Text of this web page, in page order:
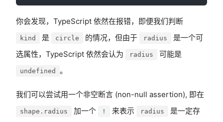
你会发现，TypeScript 依然在报错，即便我们判断
kind 是 circle 的情况，但由于 radius
是一个可
选属性，TypeScript 依然会认为
radius 可能是
undefined 。
我们可以尝试用一个非空断言 (non-null assertion), 即在
shape.radius 加一个 ! 来表示 radius
是一定存